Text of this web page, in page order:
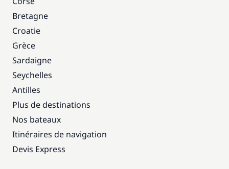
Bretagne
Croatie
Grèce
Sardaigne
Seychelles
Antilles
Plus de destinations
Nos bateaux
Itinéraires de navigation
Devis Express